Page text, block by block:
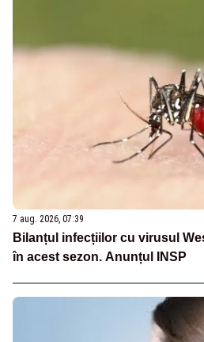
7 aug. 2026, 07:39
Bilanțul infecțiilor cu virusul
în acest sezon. Anunțul INSP